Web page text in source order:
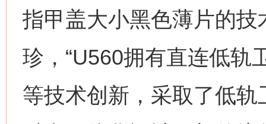
指甲盖大小黑色薄片的
珍，“U560拥有直连低轨
等技术创新，采取了低